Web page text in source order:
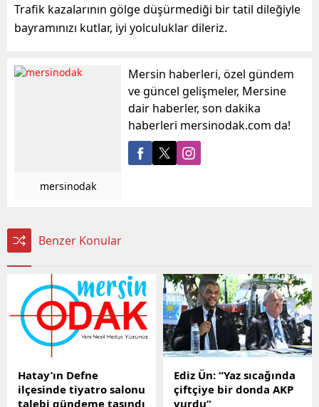
Trafik kazalarının gölge düşürmediği bir tatil dileğiyle
bayramınızı kutlar, iyi yolculuklar dileriz.
mersinodak
Mersin haberleri, özel gündem
ve güncel gelişmeler, Mersine
dair haberler, son dakika
haberleri mersinodak.com da!
Benzer Konular
Hatay’ın Defne
ilçesinde tiyatro salonu
talebi gündeme taşındı
Ediz Ün: “Yaz sıcağında
çiftçiye bir donda AKP
vurdu”